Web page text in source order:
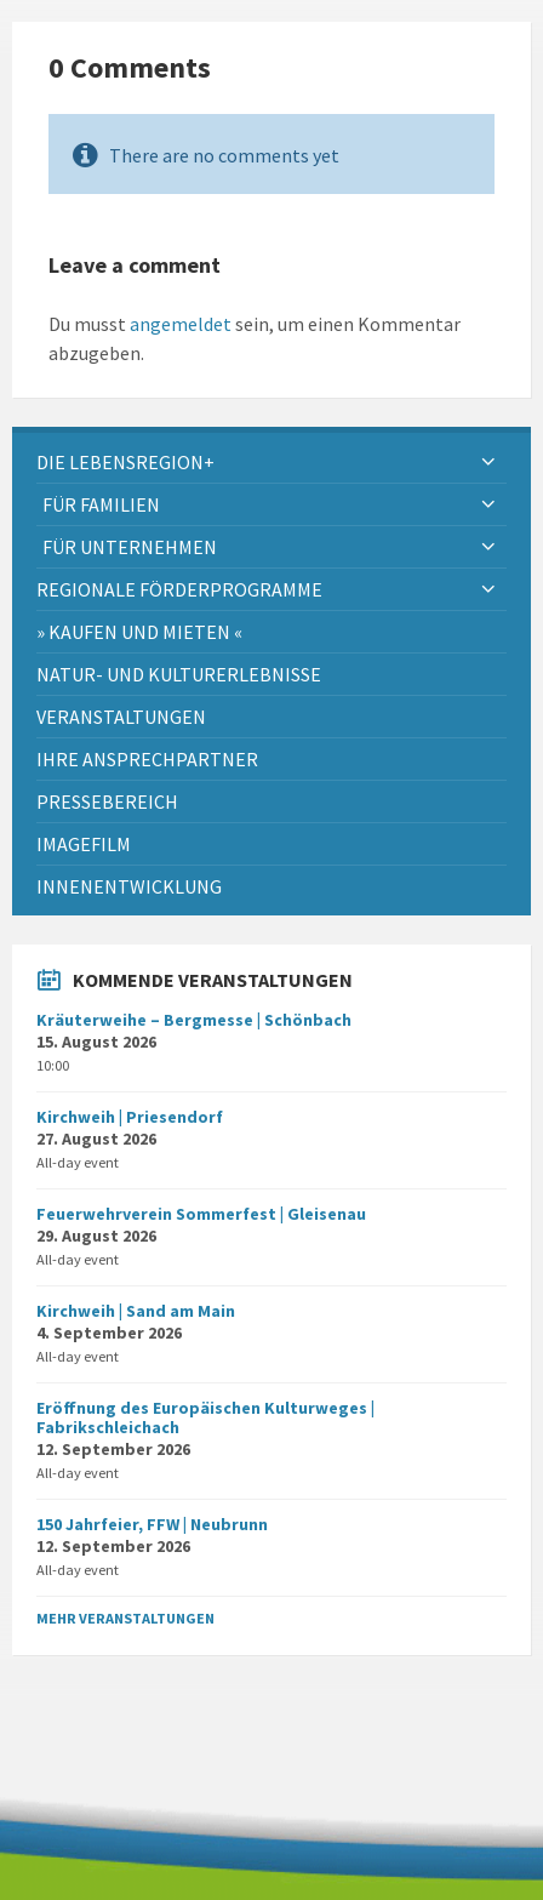
0 Comments
There are no comments yet
Leave a comment
Du musst angemeldetsein, um einen Kommentar
abzugeben.
DIE LEBENSREGION+
FÜR FAMILIEN
FÜR UNTERNEHMEN
REGIONALE FÖRDERPROGRAMME
» KAUFEN UND MIETEN «
NATUR- UND KULTURERLEBNISSE
VERANSTALTUNGEN
IHRE ANSPRECHPARTNER
PRESSEBEREICH
IMAGEFILM
INNENENTWICKLUNG
KOMMENDE VERANSTALTUNGEN
Kräuterweihe – Bergmesse | Schönbach
15. August 2026
10:00
Kirchweih | Priesendorf
27. August 2026
All-day event
Feuerwehrverein Sommerfest | Gleisenau
29. August 2026
All-day event
Kirchweih | Sand am Main
4. September 2026
All-day event
Eröffnung des Europäischen Kulturweges |
Fabrikschleichach
12. September 2026
All-day event
150 Jahrfeier, FFW | Neubrunn
12. September 2026
All-day event
MEHR VERANSTALTUNGEN